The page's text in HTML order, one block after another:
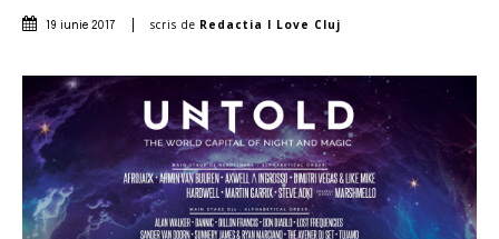
19 iunie 2017 scris de Redactia I Love Cluj